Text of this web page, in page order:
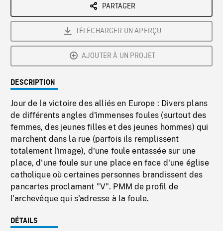
PARTAGER
TÉLÉCHARGER UN APERÇU
AJOUTER À UN PROJET
DESCRIPTION
Jour de la victoire des alliés en Europe : Divers plans
de différents angles d'immenses foules (surtout des
femmes, des jeunes filles et des jeunes hommes) qui
marchent dans la rue (parfois ils remplissent
totalement l'image), d'une foule entassée sur une
place, d'une foule sur une place en face d'une église
catholique où certaines personnes brandissent des
pancartes proclamant "V". PMM de profil de
l'archevêque qui s'adresse à la foule.
DÉTAILS